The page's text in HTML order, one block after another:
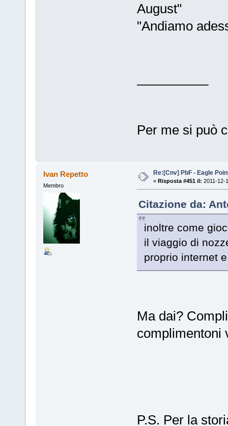
August"
"Andiamo
Per me si può
Ivan Repetto
Membro
Re:[Cnv] PbF - Eagle
« Risposta #451 il: 2011-12-
Citazione da:
inoltre come
il viaggio di
proprio internet
Ma dai?
complimentoni
P.S. Per la